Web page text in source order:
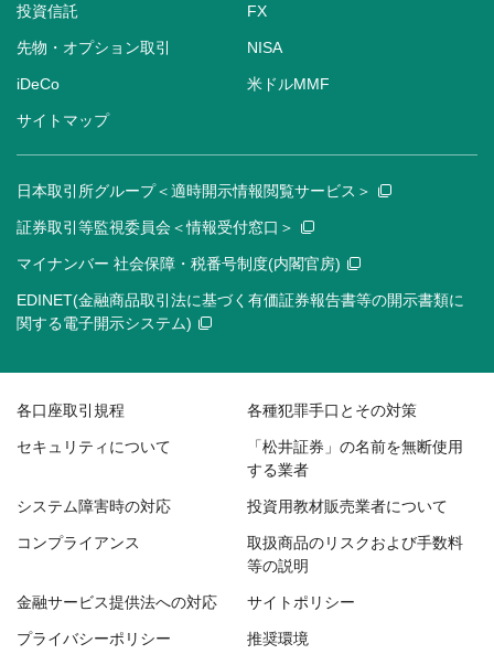
投資信託 FX
先物・オプション取引 NISA
iDeCo 米ドルMMF
サイトマップ
日本取引所グループ＜適時開示情報閲覧サービス＞
証券取引等監視委員会＜情報受付窓口＞
マイナンバー 社会保障・税番号制度(内閣官房)
EDINET(金融商品取引法に基づく有価証券報告書等の開示書類に
関する電子開示システム)
各口座取引規程 各種犯罪手口とその対策
セキュリティについて
「松井証券」の名前を無断使用
する業者
システム障害時の対応 投資用教材販売業者について
コンプライアンス
取扱商品のリスクおよび手数料
等の説明
金融サービス提供法への対応 サイトポリシー
プライバシーポリシー 推奨環境